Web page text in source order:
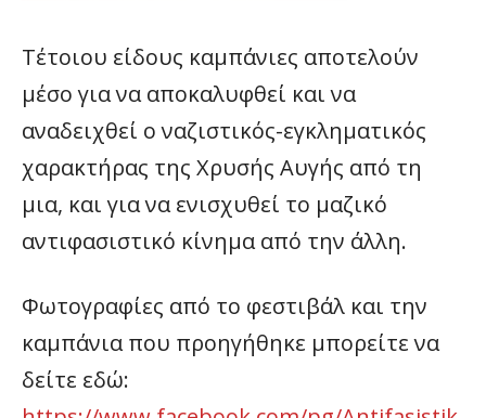
Τέτοιου είδους καμπάνιες αποτελούν
μέσο για να αποκαλυφθεί και να
αναδειχθεί ο ναζιστικός-εγκληματικός
χαρακτήρας της Χρυσής Αυγής από τη
μια, και για να ενισχυθεί το μαζικό
αντιφασιστικό κίνημα από την άλλη.
Φωτογραφίες από το φεστιβάλ και την
καμπάνια που προηγήθηκε μπορείτε να
δείτε εδώ: